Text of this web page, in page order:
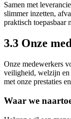
Samen met
slimmer inzetten,
praktisch toepasbaar
3.3 Onze
Onze medewerkers
veiligheid, welzijn
met onze prestaties
Waar we